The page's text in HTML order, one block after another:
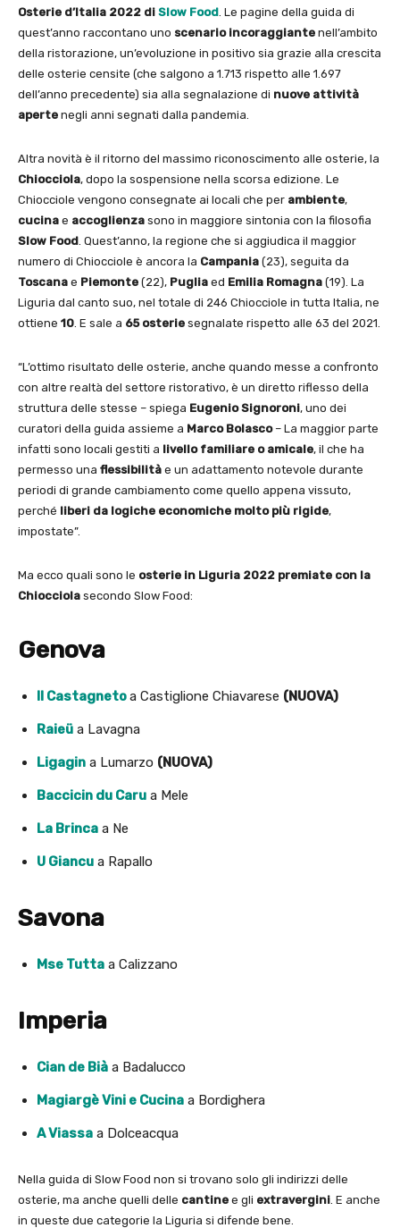
Osterie d’Italia 2022 di Slow Food. Le pagine della guida di
quest’anno raccontano uno scenario incoraggiante nell’ambito
della ristorazione, un’evoluzione in positivo sia grazie alla crescita
delle osterie censite (che salgono a 1.713 rispetto alle 1.697
dell’anno precedente) sia alla segnalazione di nuove attività
aperte negli anni segnati dalla pandemia.
Altra novità è il ritorno del massimo riconoscimento alle osterie, la
Chiocciola, dopo la sospensione nella scorsa edizione. Le
Chiocciole vengono consegnate ai locali che per ambiente,
cucina e accoglienza sono in maggiore sintonia con la filosofia
Slow Food. Quest’anno, la regione che si aggiudica il maggior
numero di Chiocciole è ancora la Campania (23), seguita da
Toscana e Piemonte (22), Puglia ed Emilia Romagna (19). La
Liguria dal canto suo, nel totale di 246 Chiocciole in tutta Italia, ne
ottiene 10. E sale a 65 osterie segnalate rispetto alle 63 del 2021.
“L’ottimo risultato delle osterie, anche quando messe a confronto
con altre realtà del settore ristorativo, è un diretto riflesso della
struttura delle stesse – spiega Eugenio Signoroni, uno dei
curatori della guida assieme a Marco Bolasco – La maggior parte
infatti sono locali gestiti a livello familiare o amicale, il che ha
permesso una flessibilità e un adattamento notevole durante
periodi di grande cambiamento come quello appena vissuto,
perché liberi da logiche economiche molto più rigide,
impostate”.
Ma ecco quali sono le osterie in Liguria 2022 premiate con la
Chiocciola secondo Slow Food:
Genova
Il Castagnetoa Castiglione Chiavarese (NUOVA)
Raieü a Lavagna
Ligagin a Lumarzo (NUOVA)
Baccicin du Caru a Mele
La Brinca a Ne
U Giancu a Rapallo
Savona
Mse Tutta a Calizzano
Imperia
Cian de Bià a Badalucco
Magiargè Vini e Cucina a Bordighera
A Viassa a Dolceacqua
Nella guida di Slow Food non si trovano solo gli indirizzi delle
osterie, ma anche quelli delle cantine e gli extravergini. E anche
in queste due categorie la Liguria si difende bene.